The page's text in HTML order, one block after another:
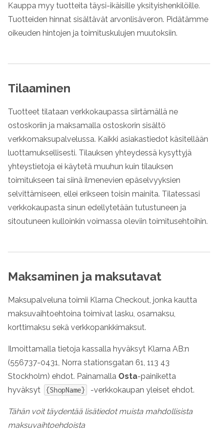
Kauppa myy tuotteita täysi-ikäisille yksityishenkilöille.
Tuotteiden hinnat sisältävät arvonlisäveron. Pidätämme
oikeuden hintojen ja toimituskulujen muutoksiin.
Tilaaminen
Tuotteet tilataan verkkokaupassa siirtämällä ne
ostoskoriin ja maksamalla ostoskorin sisältö
verkkomaksupalvelussa. Kaikki asiakastiedot käsitellään
luottamuksellisesti. Tilauksen yhteydessä kysyttyjä
yhteystietoja ei käytetä muuhun kuin tilauksen
toimitukseen tai siinä ilmenevien epäselvyyksien
selvittämiseen, ellei erikseen toisin mainita. Tilatessasi
verkkokaupasta sinun edellytetään tutustuneen ja
sitoutuneen kulloinkin voimassa oleviin toimitusehtoihin.
Maksaminen ja maksutavat
Maksupalveluna toimii Klarna Checkout, jonka kautta
maksuvaihtoehtoina toimivat lasku, osamaksu,
korttimaksu sekä verkkopankkimaksut.
Ilmoittamalla tietoja kassalla hyväksyt Klarna AB:n
(556737-0431, Norra stationsgatan 61, 113 43
Stockholm) ehdot. Painamalla Osta-painiketta
hyväksyt
{ShopName} -verkkokaupan yleiset ehdot.
Tähän voit täydentää lisätiedot muista mahdollisista
maksuvaihtoehdoista